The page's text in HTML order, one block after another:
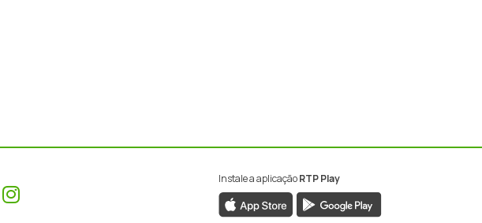
Facebook
Instagram
Instale a aplicaçãoRTP Play